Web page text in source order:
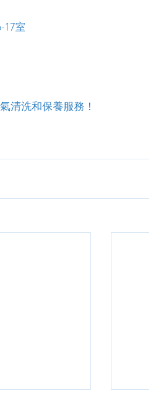
17室
清洗和保養服務！